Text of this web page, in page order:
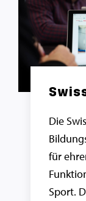
Die
für
Sport.